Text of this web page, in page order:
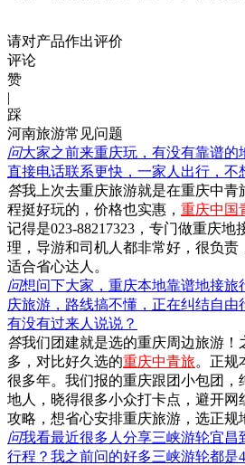
请对产品作出评价
评论
赞
|
踩
河南旅游常见问题
问大家之前来重庆玩，有没有靠谱的
直接电话联系更快，一家人出行，不
答我上次去重庆旅游就是在重庆中青
程挺好玩的，价格也实惠， 重庆中国
记得是023-88217323，专门做重庆地
理，导游和司机人都非常好，很负责
适合省心达人。
问想问下大家，重庆本地靠谱地接旅
庆旅游，路线搞不懂，正在纠结自由
有没有过来人说说？
答我们团建就是选的重庆周边旅游！
多，对比好久选的重庆中青旅。正规
很多年。我们报的重庆跟团小包团，
地人，晓得很多小众打卡点，避开网
攻略，想省心安排重庆旅游，选正规
问我看最近很多人分享三峡游轮宜昌
行程？我之前问的好多三峡游轮都是